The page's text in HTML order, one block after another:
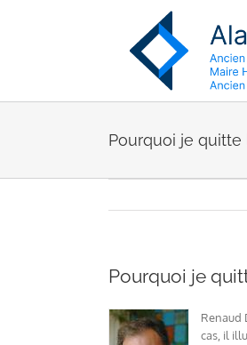
Pourquoi je
Pourquoi je
Renaud
cas, il